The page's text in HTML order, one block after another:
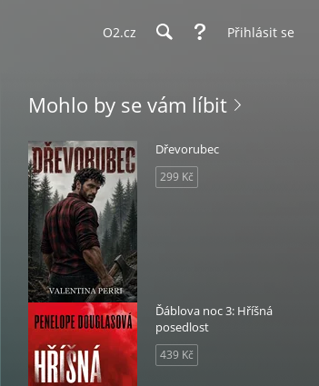
O2.cz Přihlásit se
Mohlo by se vám líbit
Dřevorubec
299 Kč
Ďáblova noc 3: Hříšná
posedlost
439 Kč